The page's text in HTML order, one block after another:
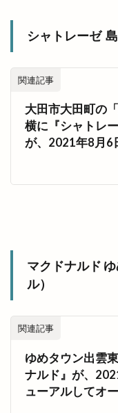
シャトレーゼ
関連記事
大田市大田町の
横に『シャトレ
が、2021年8月6
マクドナルド
ル）
関連記事
ゆめタウン出雲
ナルド』が、
ューアルしてオ